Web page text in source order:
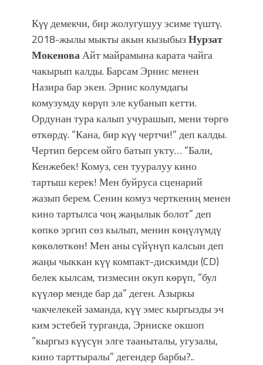
Кγγ демекчи, бир жолугушуу эсиме тγштγ.
2018-жылы мыкты акын кызыбызНурзат
МокеноваАйт майрамына карата чайга
чакырып калды. Барсам Эрнис менен
Назира бар экен. Эрнис колумдагы
комузумду көрγп эле кубанып кетти.
Ордунан тура калып учурашып, мени төргө
өткөрдγ. “Кана, бир кγγ чертчи!” деп калды.
Чертип берсем ойго батып укту… “Бали,
Кенжебек! Комуз, сен тууралуу кино
тартыш керек! Мен буйруса сценарий
жазып берем. Сенин комуз черткениң менен
кино тартылса чоң жаңылык болот” деп
көпкө эргип сөз кылып, менин көңүлүмдү
көкөлөткөн! Мен аны сүйүнүп калсын деп
жаңы чыккан күү компакт-дискимди (CD)
белек кылсам, тизмесин окуп көрүп, “бул
күүлөр менде бар да” деген. Азыркы
чакчелекей заманда, күү эмес кыргызды эч
ким эстебей турганда, Эрниске окшоп
“кыргыз күүсүн элге тааныталы, угузалы,
кино тарттыралы” дегендер барбы?..